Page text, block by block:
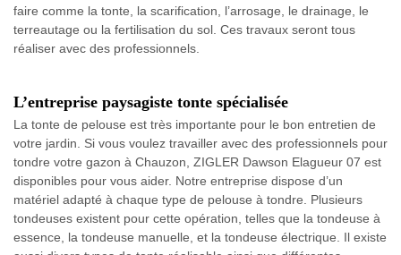
faire comme la tonte, la scarification, l’arrosage, le drainage, le
terreautage ou la fertilisation du sol. Ces travaux seront tous
réaliser avec des professionnels.
L’entreprise paysagiste tonte spécialisée
La tonte de pelouse est très importante pour le bon entretien de
votre jardin. Si vous voulez travailler avec des professionnels pour
tondre votre gazon à Chauzon, ZIGLER Dawson Elagueur 07 est
disponibles pour vous aider. Notre entreprise dispose d’un
matériel adapté à chaque type de pelouse à tondre. Plusieurs
tondeuses existent pour cette opération, telles que la tondeuse à
essence, la tondeuse manuelle, et la tondeuse électrique. Il existe